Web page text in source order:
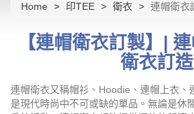
Home 印TEE 衛衣 連帽衛衣
【連帽衛衣訂製】|
衛衣訂造
連帽衛衣又稱帽衫、Hoodie、連帽上衣、
是現代時尚中不可或缺的單品。無論是休